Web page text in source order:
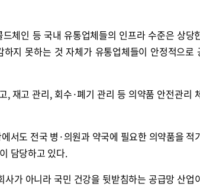
체인 등 국내 유통업체들의 인프라 수준은 상당
지 못하는 것 자체가 유통업체들이 안정적으로
재고 관리, 회수·폐기 관리 등 의약품 안전관리
서도 전국 병·의원과 약국에 필요한 의약품을 적
담당하고 있다.
가 아니라 국민 건강을 뒷받침하는 공급망 산업